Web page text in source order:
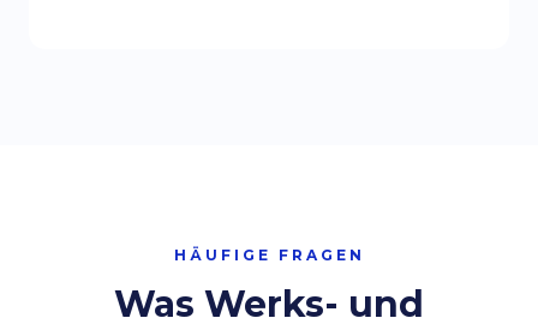
HÄUFIGE FRAGEN
Was Werks- und